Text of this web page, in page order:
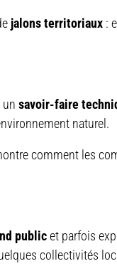
jalons territoriaux :
un savoir-faire
naturel.
comment les
publicet parfois
collectivités